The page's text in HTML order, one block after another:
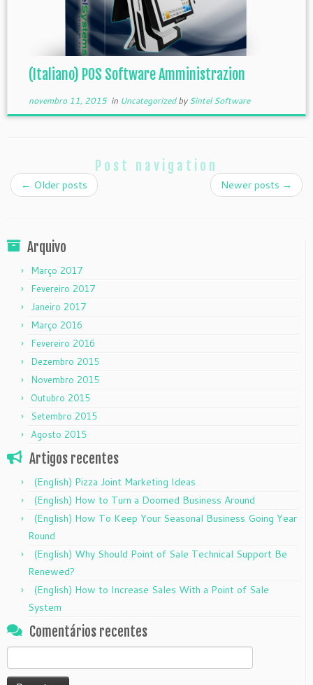
(Italiano) POS Software Amministrazion
novembro 11, 2015in UncategorizedbySintel Software
Post navigation
← Older posts Newer posts →
Arquivo
Março 2017
Fevereiro 2017
Janeiro 2017
Março 2016
Fevereiro 2016
Dezembro 2015
Novembro 2015
Outubro 2015
Setembro 2015
Agosto 2015
Artigos recentes
(English) Pizza Joint Marketing Ideas
(English) How to Turn a Doomed Business Around
(English) How To Keep Your Seasonal Business Going Year
Round
(English) Why Should Point of Sale Technical Support Be
Renewed?
(English) How to Increase Sales With a Point of Sale
System
Comentários recentes
Pesquisar
por: